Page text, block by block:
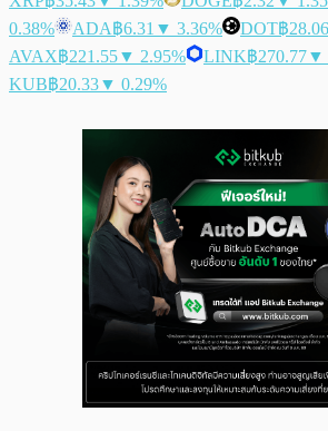
0.38%
ADA฿6.31 ▼ 3.36% DOT฿28.06
AVAX฿221.55▼ 2.95% LINK฿270.77▼
KUB฿20.33▼ 0.29%